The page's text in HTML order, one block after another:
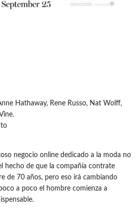
Hathaway, Rene Russo, Nat Wolff,
negocio online dedicado a la moda no
hecho de que la compañía contrate
de 70 años, pero eso irá cambiando
a poco el hombre comienza a